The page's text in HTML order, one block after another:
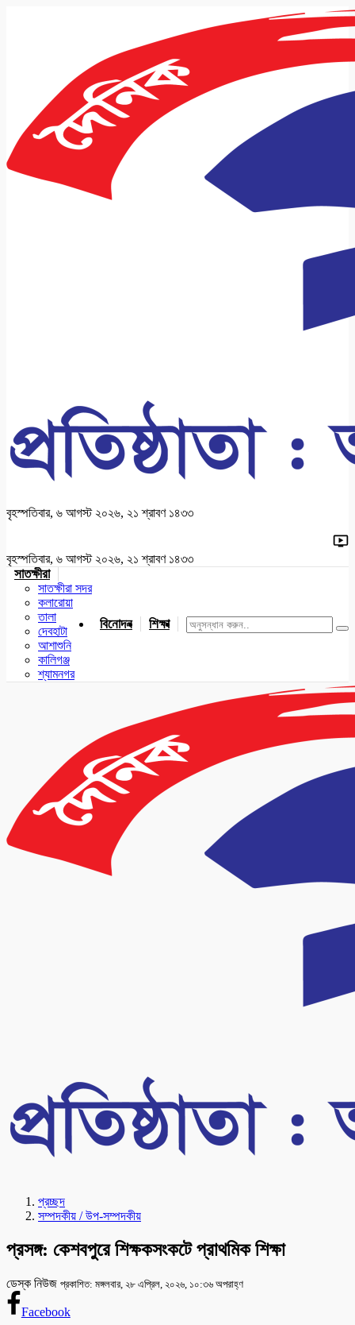
বৃহস্পতিবার, ৬ আগস্ট ২০২৬, ২১ শ্রাবণ ১৪৩৩
বৃহস্পতিবার, ৬ আগস্ট ২০২৬, ২১ শ্রাবণ ১৪৩৩
সাতক্ষীরা
সাতক্ষীরা সদর
কলারোয়া
তালা
দেবহাটা
আশাশুনি
কালিগঞ্জ
শ্যামনগর
বিনোদন শিক্ষা খেলাধুলা জাতীয় যশোর
প্রচ্ছদ
সম্পদকীয় / উপ-সম্পদকীয়
প্রসঙ্গ: কেশবপুরে শিক্ষকসংকটে প্রাথমিক শিক্ষা
ডেস্ক নিউজ প্রকাশিত: মঙ্গলবার, ২৮ এপ্রিল, ২০২৬, ১০:৩৬ অপরাহ্ণ
Facebook